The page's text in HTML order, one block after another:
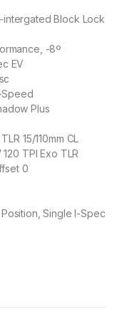
intergated Block Lock
-8º
EV
Speed
Plus
15/110mm CL
TPI Exo TLR
0
Single I-Spec